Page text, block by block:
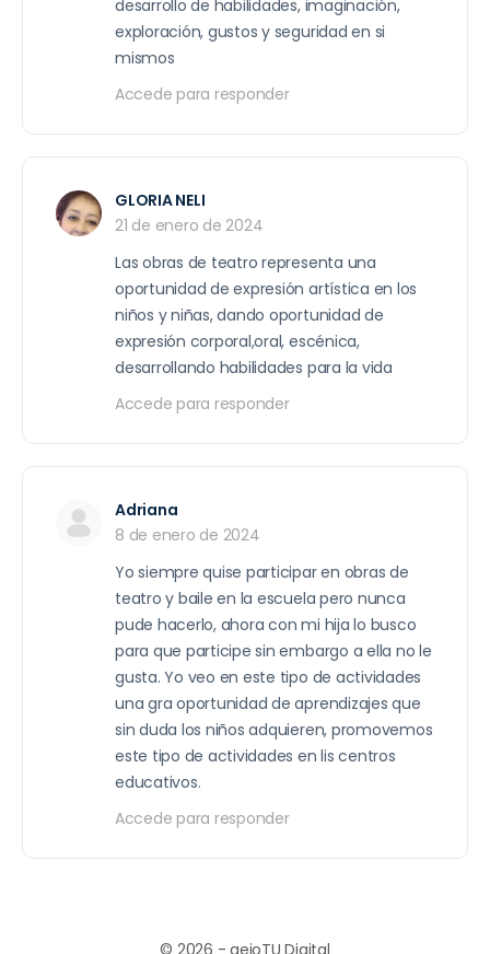
desarrollo de habilidades, imaginación,
exploración, gustos y seguridad en si
mismos
Accede para responder
GLORIA NELI
21 de enero de 2024
Las obras de teatro representa una
oportunidad de expresión artística en los
niños y niñas, dando oportunidad de
expresión corporal,oral, escénica,
desarrollando habilidades para la vida
Accede para responder
Adriana
8 de enero de 2024
Yo siempre quise participar en obras de
teatro y baile en la escuela pero nunca
pude hacerlo, ahora con mi hija lo busco
para que participe sin embargo a ella no le
gusta. Yo veo en este tipo de actividades
una gra oportunidad de aprendizajes que
sin duda los niños adquieren, promovemos
este tipo de actividades en lis centros
educativos.
Accede para responder